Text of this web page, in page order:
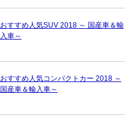
おすすめ人気SUV 2018 ～ 国産車＆輸
入車～
おすすめ人気コンパクトカー 2018 ～
国産車＆輸入車～